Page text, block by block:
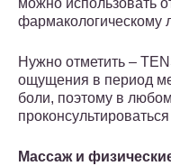
можно использовать
фармакологическому
Нужно отметить –
ощущения в период
боли, поэтому в
Массаж и